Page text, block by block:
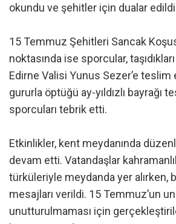
okundu ve şehitler için dualar
15 Temmuz Şehitleri Sancak
noktasında ise sporcular,
Edirne Valisi Yunus Sezer’e teslim
gururla öptüğü ay-yıldızlı bayrağı
sporcuları tebrik etti.
Etkinlikler, kent meydanında
devam etti. Vatandaşlar
türküleriyle meydanda yer alırken,
mesajları verildi. 15 Temmuz’un
unutturulmaması için